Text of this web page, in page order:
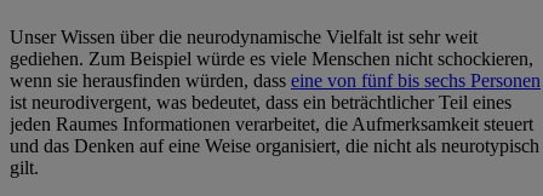
Unser Wissen über die neurodynamische Vielfalt ist sehr weit
gediehen. Zum Beispiel würde es viele Menschen nicht schockieren,
wenn sie herausfinden würden, dass eine von fünf bis sechs Personen
ist neurodivergent, was bedeutet, dass ein beträchtlicher Teil eines
jeden Raumes Informationen verarbeitet, die Aufmerksamkeit steuert
und das Denken auf eine Weise organisiert, die nicht als neurotypisch
gilt.